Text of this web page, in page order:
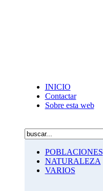
INICIO
Contactar
Sobre esta web
POBLACIONES
NATURALEZA
VARIOS